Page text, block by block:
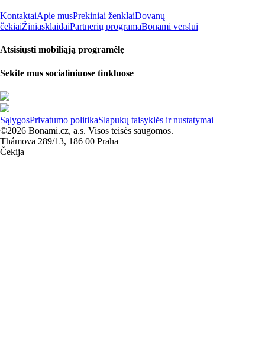
KontaktaiApie musPrekiniai ženklaiDovanų
čekiaiŽiniasklaidaiPartnerių programaBonami verslui
Atsisiųsti mobiliąją programėlę
Sekite mus socialiniuose tinkluose
SąlygosPrivatumo politikaSlapukų taisyklės ir nustatymai
©2026 Bonami.cz, a.s. Visos teisės saugomos.
Thámova 289/13, 186 00 Praha
Čekija